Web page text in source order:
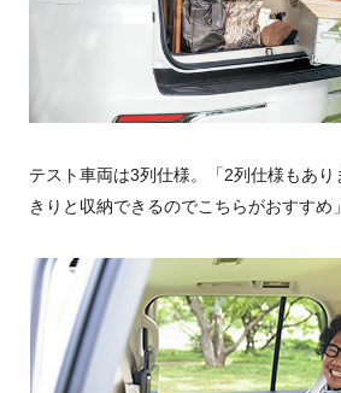
テスト車両は3列仕様。「2列仕様もあり
きりと収納できるのでこちらがおすすめ